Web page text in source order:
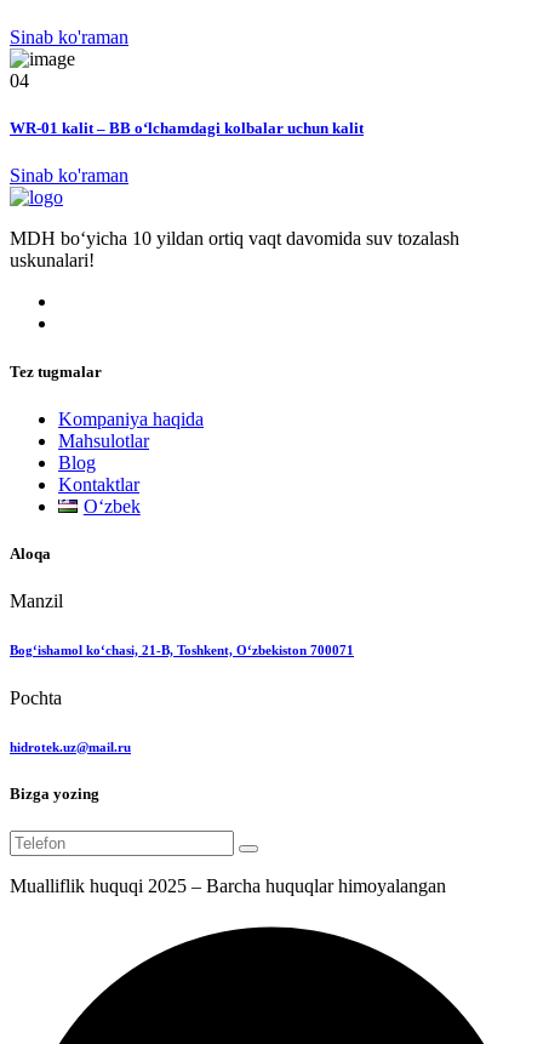
Sinab ko'raman
04
WR-01 kalit – BB o‘lchamdagi kolbalar uchun kalit
Sinab ko'raman
MDH bo‘yicha 10 yildan ortiq vaqt davomida suv tozalash
uskunalari!
Tez tugmalar
Kompaniya haqida
Mahsulotlar
Blog
Kontaktlar
Oʻzbek
Aloqa
Manzil
Bog‘ishamol ko‘chasi, 21-B, Toshkent, O‘zbekiston 700071
Pochta
hidrotek.uz@mail.ru
Bizga yozing
Mualliflik huquqi 2025 – Barcha huquqlar himoyalangan